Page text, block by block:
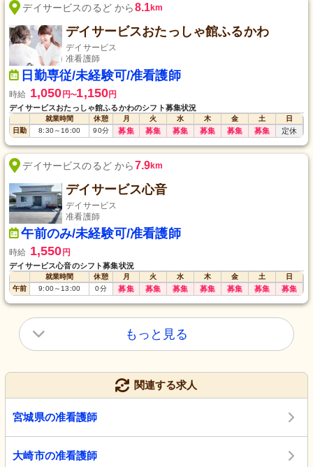
デイサービスのるど から8.1km
デイサービスおたっしゃ館ふるかわ
デイサービス
准看護師
日勤専従/未経験可/准看護師
時給 1,050 円〜1,150円
デイサービスおたっしゃ館ふるかわのシフト募集状況
就業時間 休憩 月 火 水 木 金 土
日
日勤
8:30～16:00 90分 募集 募集 募集 募集 募集 募集 定休
デイサービスのるど から7.9km
デイサービス心音
デイサービス
准看護師
午前のみ/未経験可/准看護師
時給 1,550 円
デイサービス心音のシフト募集状況
就業時間 休憩 月 火 水 木 金 土
日
午前
9:00～13:00 0分 募集 募集 募集 募集 募集 募集 募集
もっと見る
関連する求人
宮城県の准看護師
大崎市の准看護師